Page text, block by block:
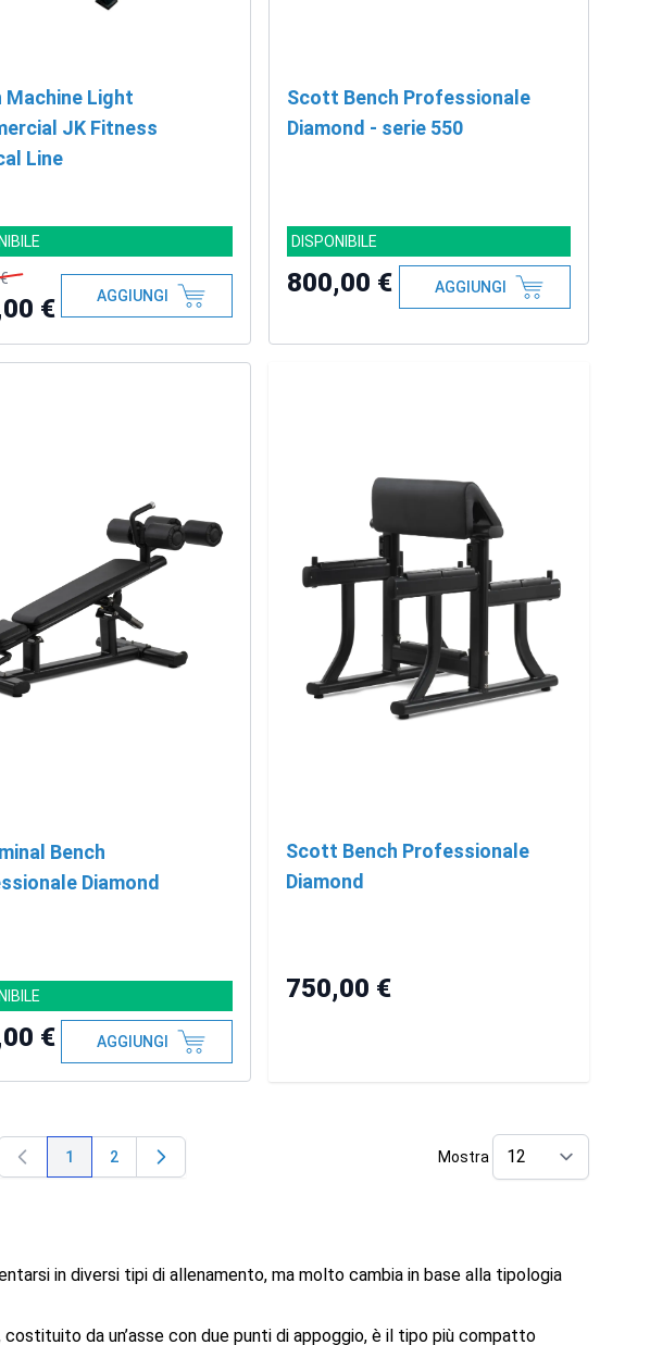
Machine Light
JK Fitness
Line
€ AGGIUNGI
Scott Bench Professionale
Diamond - serie 550
DISPONIBILE
800,00 € AGGIUNGI
Bench
Diamond
€ AGGIUNGI
Scott Bench Professionale
Diamond
750,00 €
Attualmente stai leggendo la pagina
1
Pagina
2 Mostra
in diversi tipi di allenamento, ma molto cambia in base alla tipologia
costituito da un’asse con due punti di appoggio, è il tipo più compatto